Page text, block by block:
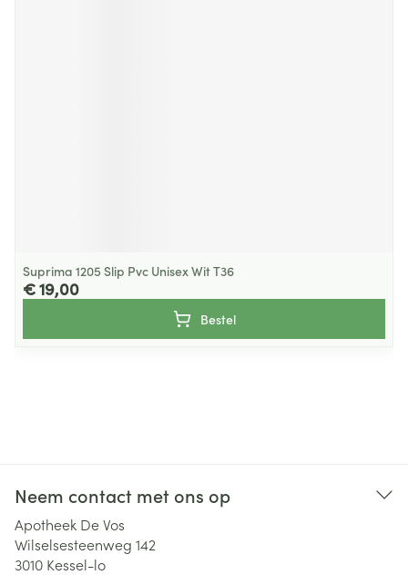
Suprima 1205 Slip Pvc Unisex Wit T36
€ 19,00
Bestel
Neem contact met ons op
Apotheek De Vos
Wilselsesteenweg 142
3010 Kessel-lo